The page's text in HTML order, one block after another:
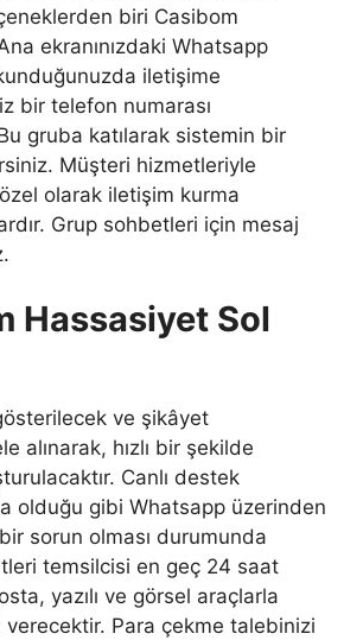
biri Casibom
ekranınızdaki Whatsapp
iletişime
bir telefon numarası
gruba katılarak sistemin bir
Müşteri hizmetleriyle
olarak iletişim kurma
Grup sohbetleri için mesaj
Hassasiyet Sol
ve şikâyet
alınarak, hızlı bir şekilde
Canlı destek
olduğu gibi Whatsapp üzerinden
sorun olması durumunda
temsilcisi en geç 24 saat
yazılı ve görsel araçlarla
verecektir. Para çekme talebinizi